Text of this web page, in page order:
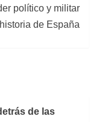
político y militar
de España
de las